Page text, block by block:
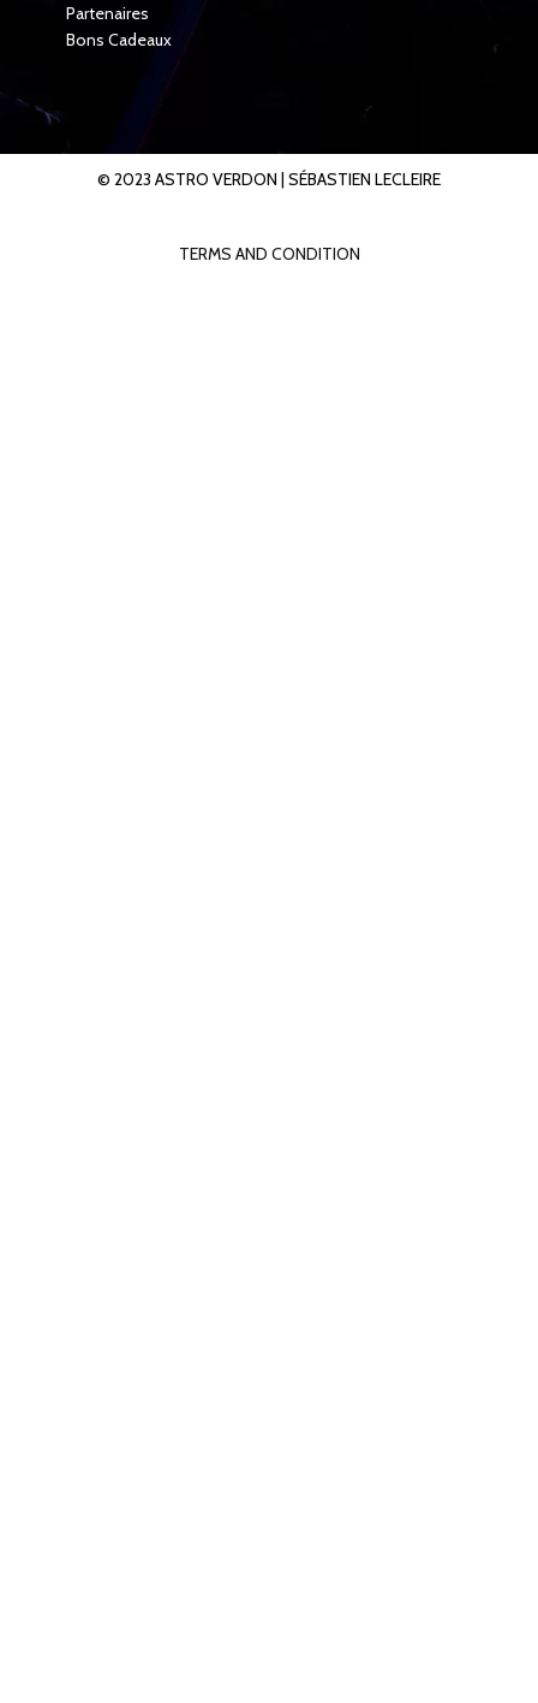
Partenaires
Bons Cadeaux
© 2023 ASTRO VERDON | SÉBASTIEN LECLEIRE
TERMS AND CONDITION